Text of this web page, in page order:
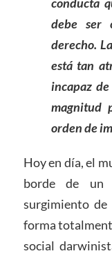
debe ser
derecho.
está tan
incapaz
magnitud
orden de
Hoy en día, el
borde de un
surgimiento de
forma
social